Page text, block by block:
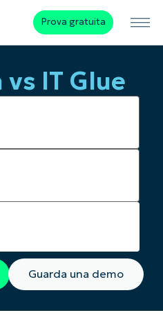
Prova gratuita
IT Glue
Guarda una demo